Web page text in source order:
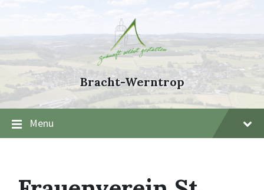
navigation
Bracht-Werntrop
Menu